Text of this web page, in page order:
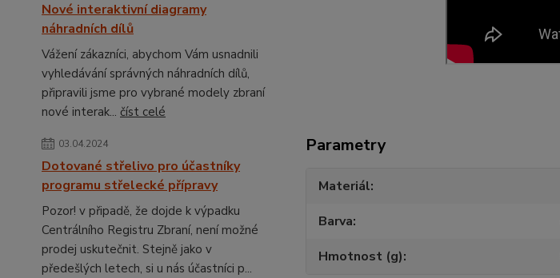
Nové interaktivní diagramy
náhradních dílů
Vážení zákazníci, abychom Vám usnadnili
vyhledávání správných náhradních dílů,
připravili jsme pro vybrané modely zbraní
nové interak... číst celé
03.04.2024
Dotované střelivo pro účastníky
programu střelecké přípravy
Pozor! v připadě, že dojde k výpadku
Centrálního Registru Zbraní, není možné
prodej uskutečnit. Stejně jako v
předešlých letech, si u nás účastníci p...
Parametry
Materiál
Barva
Hmotnost (g)